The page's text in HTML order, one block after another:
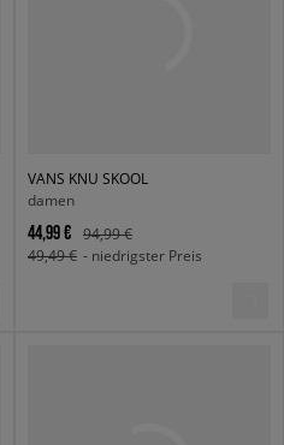
VANS KNU SKOOL
damen
44,99 €
94,99 €
49,49 € - niedrigster Preis